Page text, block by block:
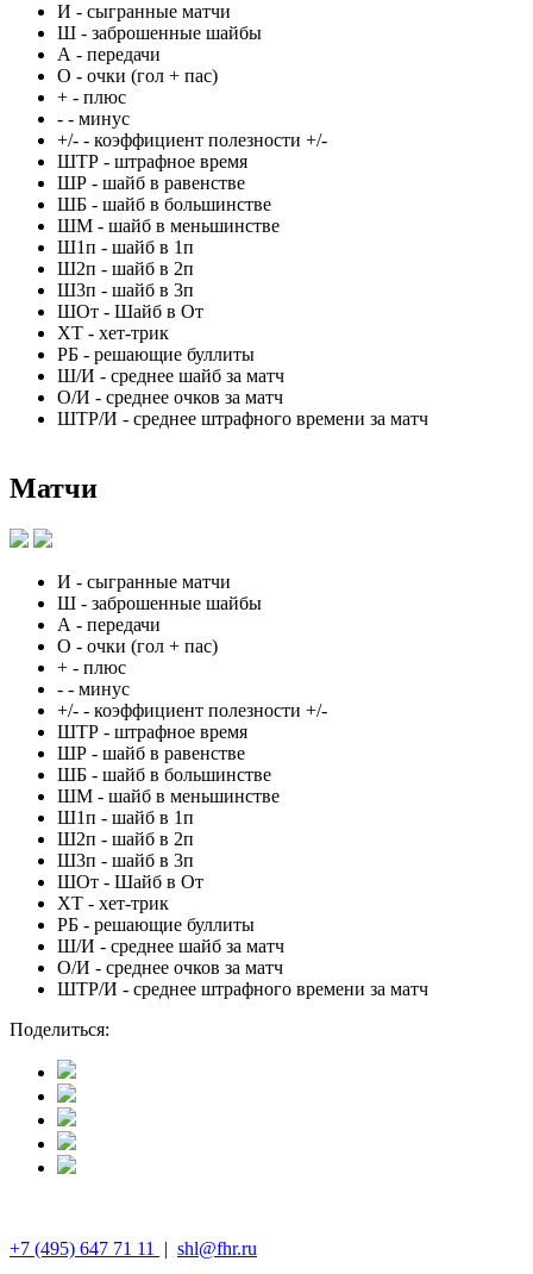
И - сыгранные матчи
Ш - заброшенные шайбы
А - передачи
О - очки (гол + пас)
+ - плюс
- - минус
+/- - коэффициент полезности +/-
ШТР - штрафное время
ШР - шайб в равенстве
ШБ - шайб в большинстве
ШМ - шайб в меньшинстве
Ш1п - шайб в 1п
Ш2п - шайб в 2п
Ш3п - шайб в 3п
ШОт - Шайб в От
ХТ - хет-трик
РБ - решающие буллиты
Ш/И - среднее шайб за матч
О/И - среднее очков за матч
ШТР/И - среднее штрафного времени за матч
Матчи
И - сыгранные матчи
Ш - заброшенные шайбы
А - передачи
О - очки (гол + пас)
+ - плюс
- - минус
+/- - коэффициент полезности +/-
ШТР - штрафное время
ШР - шайб в равенстве
ШБ - шайб в большинстве
ШМ - шайб в меньшинстве
Ш1п - шайб в 1п
Ш2п - шайб в 2п
Ш3п - шайб в 3п
ШОт - Шайб в От
ХТ - хет-трик
РБ - решающие буллиты
Ш/И - среднее шайб за матч
О/И - среднее очков за матч
ШТР/И - среднее штрафного времени за матч
Поделиться:
+7 (495) 647 71 11 | shl@fhr.ru